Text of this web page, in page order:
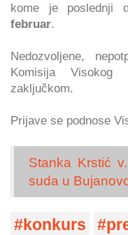
kome je poslednji
februar.
Nedozvoljene,
Komisija
zaključkom.
Prijave se podnose
Stanka Krstić
suda u
konkurs